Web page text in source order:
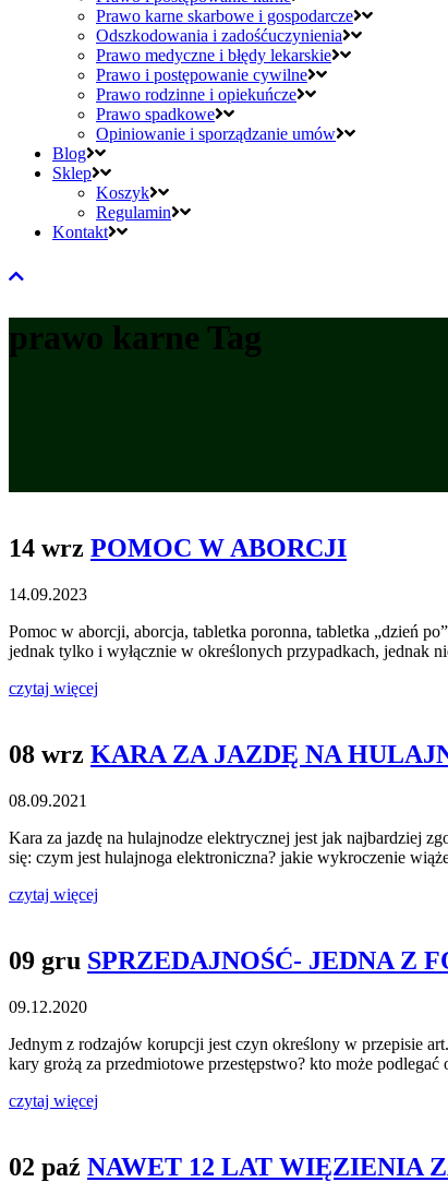
Prawo karne skarbowe i gospodarcze
Odszkodowania i zadośćuczynienia
Prawo medyczne i błędy lekarskie
Prawo i postępowanie cywilne
Prawo rodzinne i opiekuńcze
Prawo spadkowe
Opiniowanie i sporządzanie umów
Blog
Sklep
Koszyk
Regulamin
Kontakt
prawo karne Tag
14 wrz POMOC W ABORCJI
14.09.2023
Pomoc w aborcji, aborcja, tabletka poronna, tabletka „dzień
jednak tylko i wyłącznie w określonych przypadkach, jednak
czytaj więcej
08 wrz KARA ZA JAZDĘ NA
08.09.2021
Kara za jazdę na hulajnodze elektrycznej jest jak najbardziej
się: czym jest hulajnoga elektroniczna? jakie wykroczenie
czytaj więcej
09 gru SPRZEDAJNOŚĆ- JEDNA Z
09.12.2020
Jednym z rodzajów korupcji jest czyn określony w przepisie
kary grożą za przedmiotowe przestępstwo? kto może
czytaj więcej
02 paź NAWET 12 LAT WIĘZIENIA